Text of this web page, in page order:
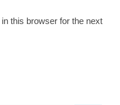
this browser for the next